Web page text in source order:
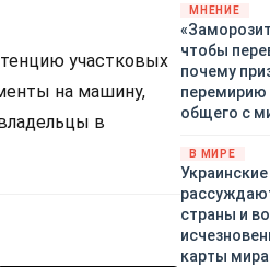
участковых
на машину,
в
Брянской,
Курской,
Тульской
края и над
МНЕНИЕ
чтобы
почему
перемирию
общего с
В МИРЕ
страны и
карты мира